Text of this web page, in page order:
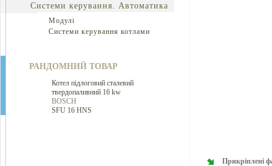
Системи керування. Автоматика
Модулі
Системи керування котлами
РАНДОМНИЙ ТОВАР
Котел підлоговий сталевий
твердопаливний 16 kw
BOSCH
SFU 16 HNS
Прикріплені